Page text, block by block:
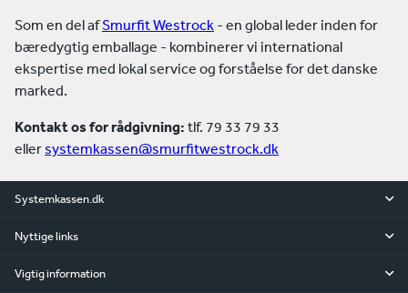
Som en del afSmurfit Westrock - en global leder inden for
bæredygtig emballage - kombinerer vi international
ekspertise med lokal service og forståelse for det danske
marked.
Kontakt os for rådgivning: tlf. 79 33 79 33
ellersystemkassen@smurfitwestrock.dk
Systemkassen.dk
Nyttige links
Vigtig information